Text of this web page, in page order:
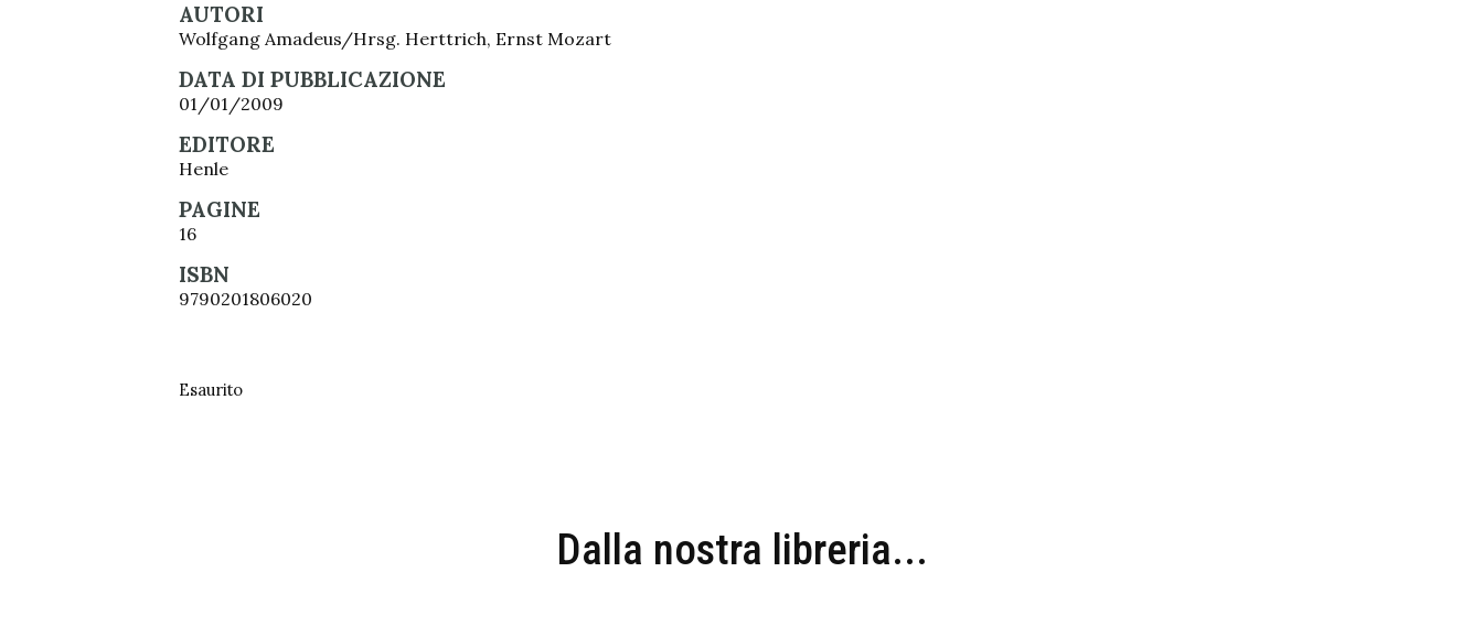
AUTORI
Wolfgang Amadeus/Hrsg. Herttrich, Ernst Mozart
DATA DI PUBBLICAZIONE
01/01/2009
EDITORE
Henle
PAGINE
16
ISBN
9790201806020
Esaurito
Dalla nostra libreria...